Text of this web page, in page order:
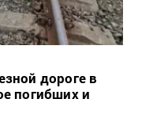
дороге в
погибших и